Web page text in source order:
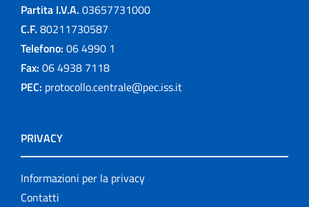
Partita I.V.A. 03657731000
C.F. 80211730587
Telefono: 06 4990 1
Fax: 06 4938 7118
PEC: protocollo.centrale@pec.iss.it
PRIVACY
Informazioni per la privacy
Contatti